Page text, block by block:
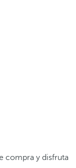
compra y disfruta